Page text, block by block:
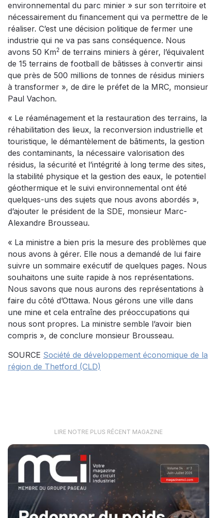
environnemental du parc minier » sur son territoire et
nécessairement du financement qui va permettre de le
réaliser. C’est une décision politique de fermer une
industrie qui ne va pas sans conséquence. Nous
avons 50 Km2 de terrains miniers à gérer, l’équivalent
de 15 terrains de football de bâtisses à convertir ainsi
que près de 500 millions de tonnes de résidus miniers
à transformer », de dire le préfet de la MRC, monsieur
Paul Vachon.
« Le réaménagement et la restauration des terrains, la
réhabilitation des lieux, la reconversion industrielle et
touristique, le démantèlement de bâtiments, la gestion
des contaminants, la nécessaire valorisation des
résidus, la sécurité et l’intégrité à long terme des sites,
la stabilité physique et la gestion des eaux, le potentiel
géothermique et le suivi environnemental ont été
quelques-uns des sujets que nous avons abordés »,
d’ajouter le président de la SDE, monsieur Marc-
Alexandre Brousseau.
« La ministre a bien pris la mesure des problèmes que
nous avons à gérer. Elle nous a demandé de lui faire
suivre un sommaire exécutif de quelques pages. Nous
souhaitons une suite rapide à nos représentations.
Nous savons que nous aurons des représentations à
faire du côté d’Ottawa. Nous gérons une ville dans
une mine et cela entraîne des préoccupations qui
nous sont propres. La ministre semble l’avoir bien
compris », de conclure monsieur Brousseau.
SOURCE Société de développement économique de la
région de Thetford (CLD)
LIRE NOTRE PLUS RÉCENT MAGAZINE